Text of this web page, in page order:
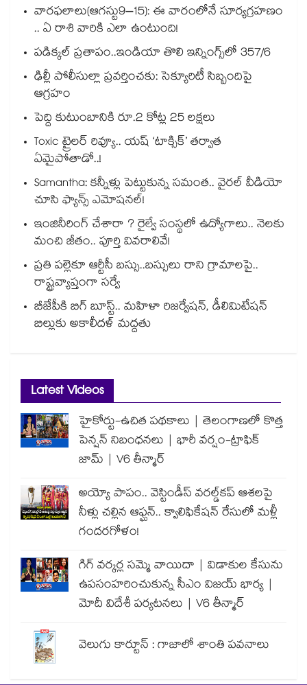
వారఫలాలు(ఆగస్టు9–15): ఈ వారంలోనే సూర్యగ్రహణం
.. ఏ రాశి వారికి ఎలా ఉంటుంది!
పడిక్కల్‌‌ ప్రతాపం..ఇండియా తొలి ఇన్నింగ్స్‌‌లో 357/6
ఢిల్లీ పోలీసుల్లా ప్రవర్తించకు: సెక్యూరిటీ సిబ్బందిపై
ఆగ్రహం
పెద్ది కుటుంబానికి రూ.2 కోట్ల 25 లక్షలు
Toxic ట్రైలర్ రివ్యూ.. యష్ ‘టాక్సిక్’ తర్వాత
ఏమైపోతాడో..!
Samantha: కన్నీళ్లు పెట్టుకున్న సమంత.. వైరల్ వీడియో
చూసి ఫ్యాన్స్ ఎమోషనల్!
ఇంజినీరింగ్ చేశారా ? రైల్వే సంస్థలో ఉద్యోగాలు.. నెలకు
మంచి జీతం.. పూర్తి వివరాలివే!
ప్రతి పల్లెకూ ఆర్టీసీ బస్సు..బస్సులు రాని గ్రామాలపై..
రాష్ట్రవ్యాప్తంగా సర్వే
బీజేపీకి బిగ్ బూస్ట్.. మహిళా రిజర్వేషన్, డీలిమిటేషన్
బిల్లుకు అకాలీదళ్ మద్దతు
Latest Videos
హైకోర్టు-ఉచిత పథకాలు | తెలంగాణలో కొత్త
పెన్షన్ నిబంధనలు | భారీ వర్షం-ట్రాఫిక్
జామ్ | V6 తీన్మార్
అయ్యో పాపం.. వెస్టిండీస్ వరల్డ్‌కప్ ఆశలపై
నీళ్లు చల్లిన ఆఫ్ఘన్.. క్వాలిఫికేషన్ రేసులో మళ్లీ
గందరగోళం!
గిగ్ వర్కర్ల సమ్మె వాయిదా | విడాకుల కేసును
ఉపసంహరించుకున్న సీఎం విజయ్ భార్య |
మోదీ విదేశీ పర్యటనలు | V6 తీన్మార్
వెలుగు కార్టూన్ : గాజాలో శాంతి పవనాలు